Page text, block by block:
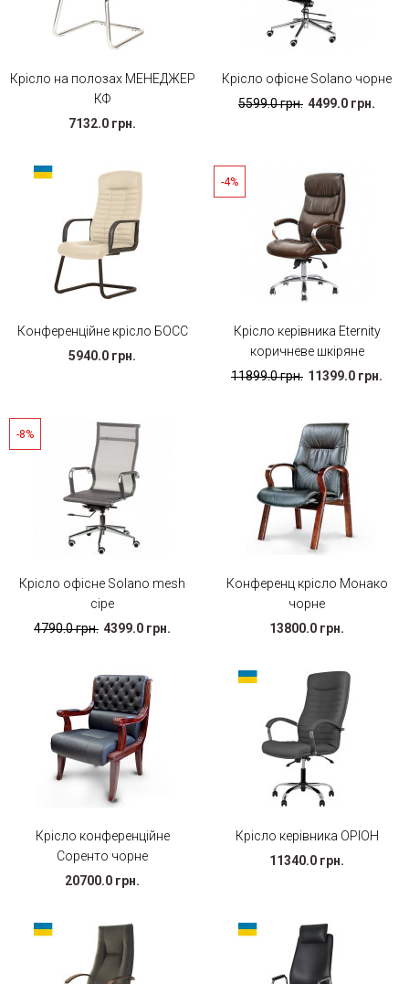
Крісло на полозах МЕНЕДЖЕР
КФ
7132.0 грн.
Крісло офісне Solano чорне
5599.0 грн. 4499.0 грн.
Конференційне крісло БОСС
5940.0 грн.
-4%
Крісло керівника Eternity
коричневе шкіряне
11899.0 грн. 11399.0 грн.
-8%
Крісло офісне Solano mesh
сіре
4790.0 грн. 4399.0 грн.
Конференц крісло Монако
чорне
13800.0 грн.
Крісло конференційне
Соренто чорне
20700.0 грн.
Крісло керівника ОРІОН
11340.0 грн.